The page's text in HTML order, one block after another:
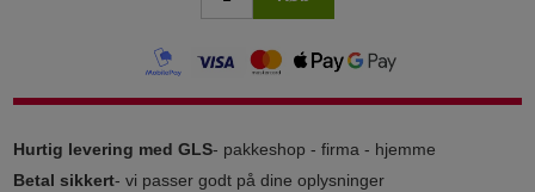
Hurtig levering med GLS- pakkeshop - firma - hjemme
Betal sikkert- vi passer godt på dine oplysninger